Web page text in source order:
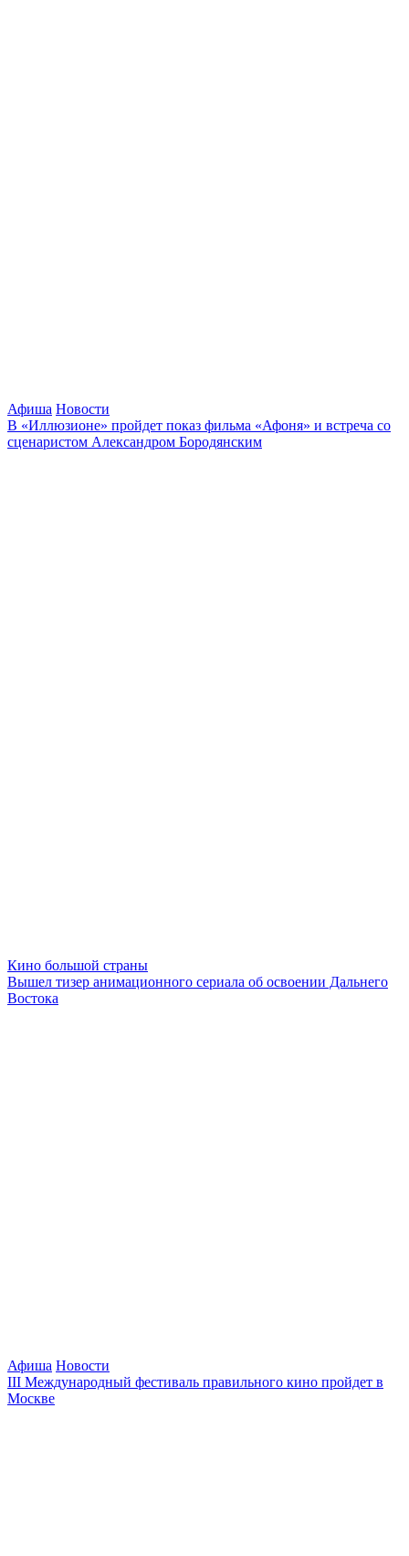
Афиша Новости
В «Иллюзионе» пройдет показ фильма «Афоня» и встреча со
сценаристом Александром Бородянским
Кино большой страны
Вышел тизер анимационного сериала об освоении Дальнего
Востока
Афиша Новости
III Международный фестиваль правильного кино пройдет в
Москве